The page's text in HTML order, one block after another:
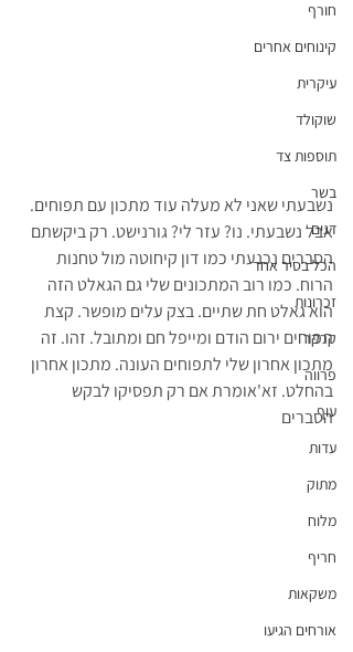
חורף
קינוחים אחרים
עיקרית
שוקולד
תוספות צד
בשר
דגים
הכל בסיר אחד
זכרונות
קרקר
פרווה
עוף
עדות
מתוק
מלוח
חריף
משקאות
אורחים הגיעו
נשבעתי שאני לא מעלה עוד מתכון עם תפוחים.
אבל נשבעתי. נו? עזר לי? גורנישט. רק ביקשתם
הסברים נכנעתי כמו דון קיחוטה מול טחנות
הרוח. כמו רוב המתכונים שלי גם הגאלט הזה
הוא גאלט חת שתיים. בצק עלים מופשר. קצת
תפוחים ירום הודם ומייפל חם ומתובל. זהו. זה
מתכון אחרון שלי לתפוחים העונה. מתכון אחרון
בהחלט. זא'אומרת אם רק תפסיקו לבקש
הסברים